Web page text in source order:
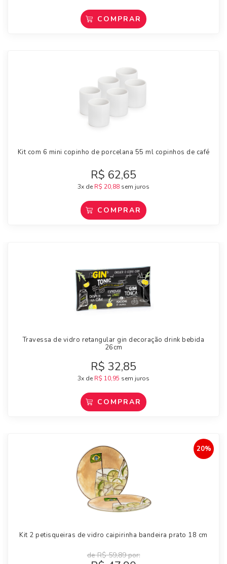
COMPRAR
Kit com 6 mini copinho de porcelana 55 ml copinhos de café
R$ 62,65
3x de R$ 20,88 sem juros
COMPRAR
Travessa de vidro retangular gin decoração drink bebida
26cm
R$ 32,85
3x de R$ 10,95 sem juros
COMPRAR
20%
Kit 2 petisqueiras de vidro caipirinha bandeira prato 18 cm
deR$59,89por: